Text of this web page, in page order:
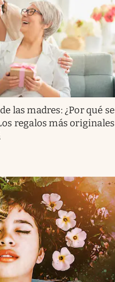
las madres: ¿Por qué se
regalos más originales